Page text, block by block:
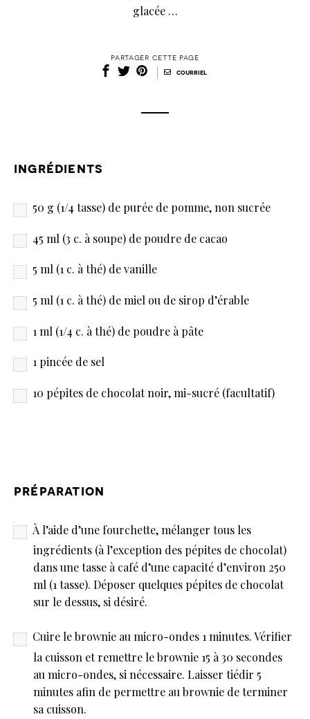
glacée …
partager cette page
courriel
ingrédients
50 g (1/4 tasse) de purée de pomme, non sucrée
45 ml (3 c. à soupe) de poudre de cacao
5 ml (1 c. à thé) de vanille
5 ml (1 c. à thé) de miel ou de sirop d’érable
1 ml (1/4 c. à thé) de poudre à pâte
1 pincée de sel
10 pépites de chocolat noir, mi-sucré (facultatif)
préparation
À l’aide d’une fourchette, mélanger tous les
ingrédients (à l’exception des pépites de chocolat)
dans une tasse à café d’une capacité d’environ 250
ml (1 tasse). Déposer quelques pépites de chocolat
sur le dessus, si désiré.
Cuire le brownie au micro-ondes 1 minutes. Vérifier
la cuisson et remettre le brownie 15 à 30 secondes
au micro-ondes, si nécessaire. Laisser tiédir 5
minutes afin de permettre au brownie de terminer
sa cuisson.